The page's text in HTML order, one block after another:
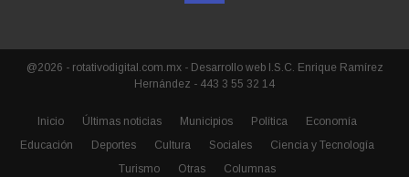
@2026 - rotativodigital.com.mx - Desarrollo web I.S.C. Enrique Ramírez
Hernández - 443 3 55 32 14
Inicio Últimas noticias Municipios Política
Economía
Educación
Deportes Cultura Sociales
Ciencia y Tecnología
Turismo
Otras Columnas